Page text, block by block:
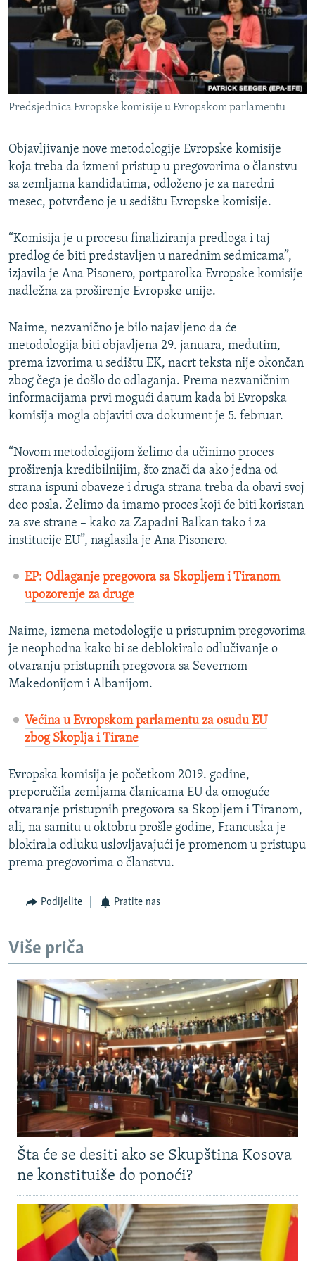
ISPRIČAJ MI
DNEVNO@RSE
VIŠE OD NASLOVA
GENOCID U SREBRENICI
POPLAVE I KLIZIŠTA U BIH 2024.
TV LIBERTY
POST SCRIPTUM
TRI DECENIJE OD RATA U BIH
SVE KARTE DEJTONA
NASTANAK I RASPAD JUGOSLAVIJE
PRATITE NAS
Sve RFE/RL stranice
Predsjednica Evropske komisije u Evropskom parlamentu
Objavljivanje nove metodologije Evropske komisije
koja treba da izmeni pristup u pregovorima o članstvu
sa zemljama kandidatima, odloženo je za naredni
mesec, potvrđeno je u sedištu Evropske komisije.
“Komisija je u procesu finaliziranja predloga i taj
predlog će biti predstavljen u narednim sedmicama”,
izjavila je Ana Pisonero, portparolka Evropske komisije
nadležna za proširenje Evropske unije.
Naime, nezvanično je bilo najavljeno da će
metodologija biti objavljena 29. januara, međutim,
prema izvorima u sedištu EK, nacrt teksta nije okončan
zbog čega je došlo do odlaganja. Prema nezvaničnim
informacijama prvi mogući datum kada bi Evropska
komisija mogla objaviti ova dokument je 5. februar.
“Novom metodologijom želimo da učinimo proces
proširenja kredibilnijim, što znači da ako jedna od
strana ispuni obaveze i druga strana treba da obavi svoj
deo posla. Želimo da imamo proces koji će biti koristan
za sve strane – kako za Zapadni Balkan tako i za
institucije EU”, naglasila je Ana Pisonero.
EP: Odlaganje pregovora sa Skopljem i Tiranom
upozorenje za druge
Naime, izmena metodologije u pristupnim pregovorima
je neophodna kako bi se deblokiralo odlučivanje o
otvaranju pristupnih pregovora sa Severnom
Makedonijom i Albanijom.
Većina u Evropskom parlamentu za osudu EU
zbog Skoplja i Tirane
Evropska komisija je početkom 2019. godine,
preporučila zemljama članicama EU da omoguće
otvaranje pristupnih pregovora sa Skopljem i Tiranom,
ali, na samitu u oktobru prošle godine, Francuska je
blokirala odluku uslovljavajući je promenom u pristupu
prema pregovorima o članstvu.
Podijelite Pratite nas
Više priča
Šta će se desiti ako se Skupština Kosova
ne konstituiše do ponoći?